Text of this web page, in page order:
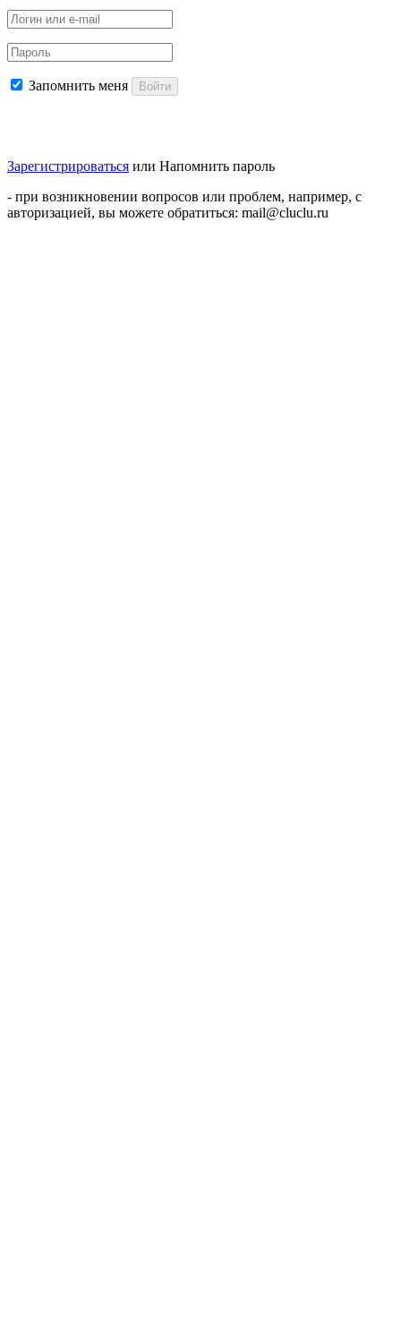
Запомнить меня Войти
Зарегистрироваться или Напомнить пароль
- при возникновении вопросов или проблем, например, с
авторизацией, вы можете обратиться: mail@cluclu.ru